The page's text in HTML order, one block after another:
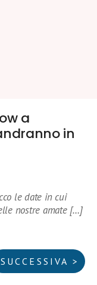
a
in
le date in cui
nostre amate […]
SUCCESSIVA >